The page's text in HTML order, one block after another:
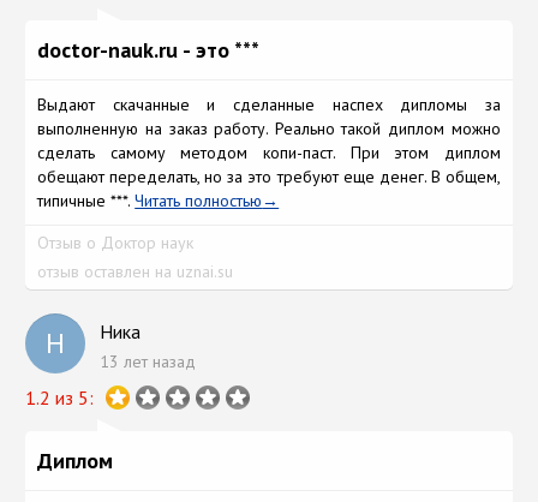
doctor-nauk.ru - это ***
Выдают скачанные и сделанные наспех дипломы за
выполненную на заказ работу. Реально такой диплом можно
сделать самому методом копи-паст. При этом диплом
обещают переделать, но за это требуют еще денег. В общем,
типичные ***.Читать полностью
Отзыв о Доктор наук
отзыв оставлен на uznai.su
Н Ника
13 лет назад
1.2 из 5:
Диплом